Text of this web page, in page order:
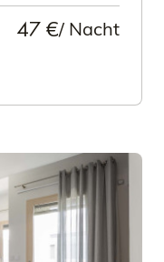
47 €/ Nacht